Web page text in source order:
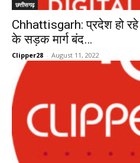
छत्तीसगढ़
Chhattisgarh: प्रदेश हो रहे
के सड़क मार्ग बंद…
Clipper28 - August 11, 2022